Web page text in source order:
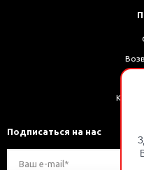
Как
Подписаться на нас